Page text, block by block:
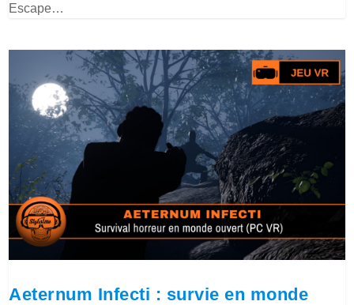
Escape…
Aeternum Infecti : survie en monde